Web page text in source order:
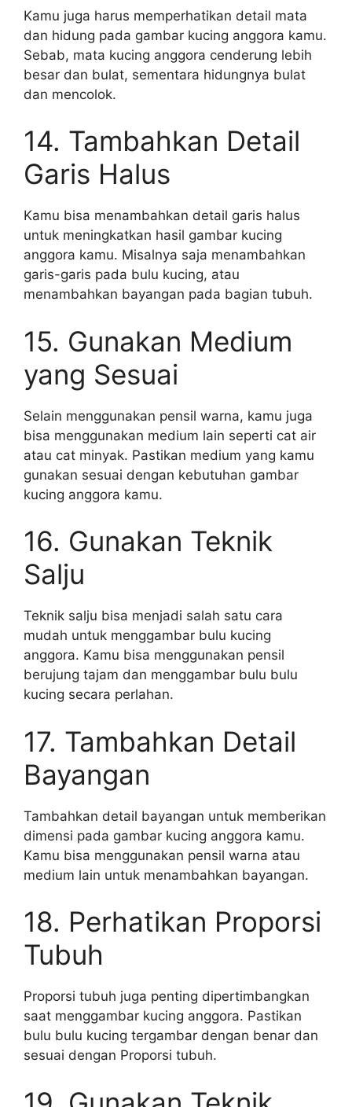
Kamu juga harus memperhatikan detail mata
dan hidung pada gambar kucing anggora kamu.
Sebab, mata kucing anggora cenderung lebih
besar dan bulat, sementara hidungnya bulat
dan mencolok.
14. Tambahkan Detail
Garis Halus
Kamu bisa menambahkan detail garis halus
untuk meningkatkan hasil gambar kucing
anggora kamu. Misalnya saja menambahkan
garis-garis pada bulu kucing, atau
menambahkan bayangan pada bagian tubuh.
15. Gunakan Medium
yang Sesuai
Selain menggunakan pensil warna, kamu juga
bisa menggunakan medium lain seperti cat air
atau cat minyak. Pastikan medium yang kamu
gunakan sesuai dengan kebutuhan gambar
kucing anggora kamu.
16. Gunakan Teknik
Salju
Teknik salju bisa menjadi salah satu cara
mudah untuk menggambar bulu kucing
anggora. Kamu bisa menggunakan pensil
berujung tajam dan menggambar bulu bulu
kucing secara perlahan.
17. Tambahkan Detail
Bayangan
Tambahkan detail bayangan untuk memberikan
dimensi pada gambar kucing anggora kamu.
Kamu bisa menggunakan pensil warna atau
medium lain untuk menambahkan bayangan.
18. Perhatikan Proporsi
Tubuh
Proporsi tubuh juga penting dipertimbangkan
saat menggambar kucing anggora. Pastikan
bulu bulu kucing tergambar dengan benar dan
sesuai dengan Proporsi tubuh.